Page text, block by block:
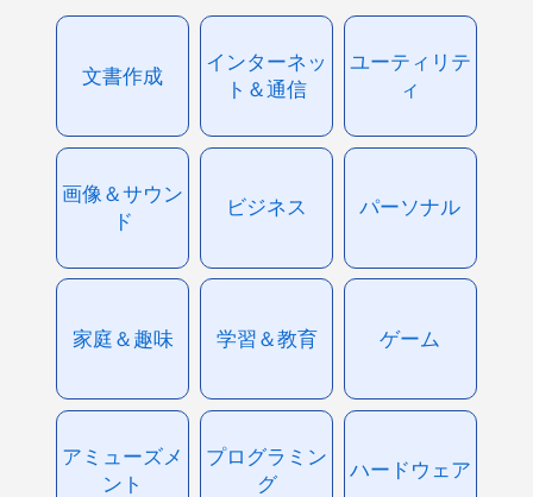
文書作成
インターネッ
ト＆通信
ユーティリテ
ィ
画像＆サウン
ド
ビジネス パーソナル
家庭＆趣味 学習＆教育 ゲーム
アミューズメ
ント
プログラミン
グ
ハードウェア